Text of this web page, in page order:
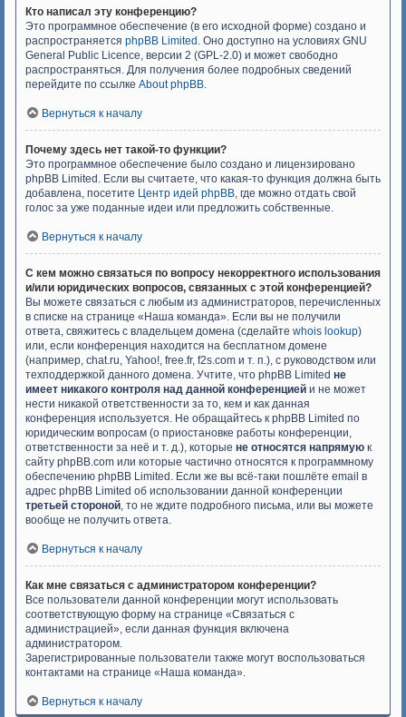
Кто написал эту конференцию?
Это программное обеспечение (в его исходной форме) создано и
распространяется phpBB Limited . Оно доступно на условиях GNU
General Public Licence, версии 2 (GPL-2.0) и может свободно
распространяться. Для получения более подробных сведений
перейдите по ссылке About phpBB.
Вернуться к началу
Почему здесь нет такой-то функции?
Это программное обеспечение было создано и лицензировано
phpBB Limited. Если вы считаете, что какая-то функция должна быть
добавлена, посетите Центр идей phpBB, где можно отдать свой
голос за уже поданные идеи или предложить собственные.
Вернуться к началу
С кем можно связаться по вопросу некорректного использования
и/или юридических вопросов, связанных с этой конференцией?
Вы можете связаться с любым из администраторов, перечисленных
в списке на странице «Наша команда». Если вы не получили
ответа, свяжитесь с владельцем домена (сделайте whois lookup)
или, если конференция находится на бесплатном домене
(например, chat.ru, Yahoo!, free.fr, f2s.com и т. п.), с руководством или
техподдержкой данного домена. Учтите, что phpBB Limited не
имеет никакого контроля над данной конференцией и не может
нести никакой ответственности за то, кем и как данная
конференция используется. Не обращайтесь к phpBB Limited по
юридическим вопросам (о приостановке работы конференции,
ответственности за неё и т. д.), которые не относятся напрямую к
сайту phpBB.com или которые частично относятся к программному
обеспечению phpBB Limited. Если же вы всё-таки пошлёте email в
адрес phpBB Limited об использовании данной конференции
третьей стороной, то не ждите подробного письма, или вы можете
вообще не получить ответа.
Вернуться к началу
Как мне связаться с администратором конференции?
Все пользователи данной конференции могут использовать
соответствующую форму на странице «Связаться с
администрацией», если данная функция включена
администратором.
Зарегистрированные пользователи также могут воспользоваться
контактами на странице «Наша команда».
Вернуться к началу